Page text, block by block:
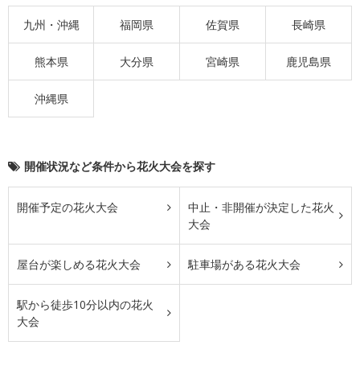
九州・沖縄 福岡県 佐賀県 長崎県
熊本県 大分県 宮崎県 鹿児島県
沖縄県
開催状況など条件から花火大会を探す
開催予定の花火大会
中止・非開催が決定した花火
大会
屋台が楽しめる花火大会 駐車場がある花火大会
駅から徒歩10分以内の花火
大会